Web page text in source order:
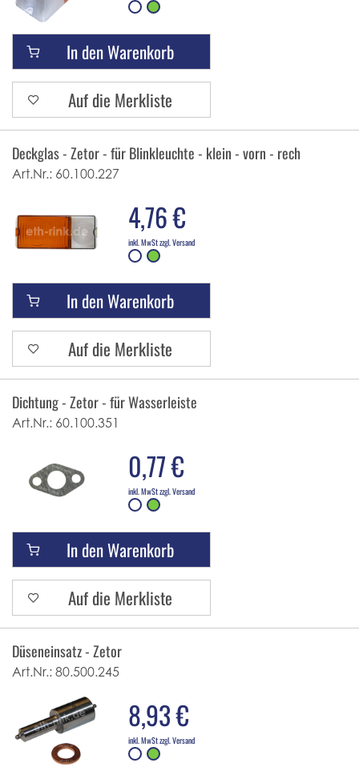
In den Warenkorb
Auf die Merkliste
Deckglas - Zetor - für Blinkleuchte - klein - vorn - rechts
Art.Nr.: 60.100.227
4,76 €
inkl. MwSt zzgl. Versand
In den Warenkorb
Auf die Merkliste
Dichtung - Zetor - für Wasserleiste
Art.Nr.: 60.100.351
0,77 €
inkl. MwSt zzgl. Versand
In den Warenkorb
Auf die Merkliste
Düseneinsatz - Zetor
Art.Nr.: 80.500.245
8,93 €
inkl. MwSt zzgl. Versand